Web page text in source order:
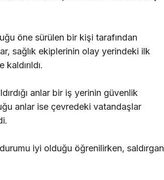
öne sürülen bir kişi tarafından
sağlık ekiplerinin olay yerindeki ilk
anlar bir iş yerinin güvenlik
anlar ise çevredeki vatandaşlar
iyi olduğu öğrenilirken, saldırgan